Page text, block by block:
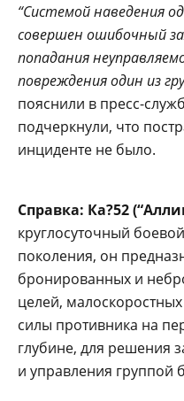
“Системой наведения
совершен ошибочный
попадания
повреждения один из
пояснили в пресс-
подчеркнули, что
инциденте не было.
Справка: Ка?52
круглосуточный
поколения, он
бронированных и
целей,
силы противника на
глубине, для решения
и управления группой